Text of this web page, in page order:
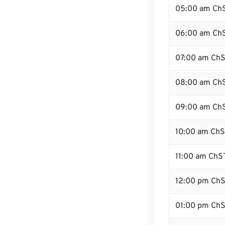
05:00 am
06:00 am
07:00 am
08:00 am
09:00 am
10:00 am
11:00 am
12:00 pm
01:00 pm